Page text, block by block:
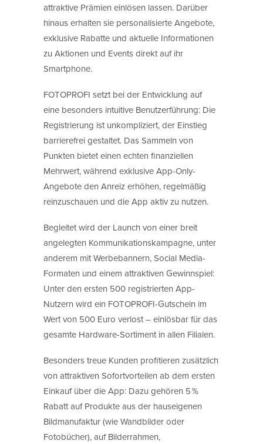
attraktive Prämien einlösen lassen. Darüber
hinaus erhalten sie personalisierte Angebote,
exklusive Rabatte und aktuelle Informationen
zu Aktionen und Events direkt auf ihr
Smartphone.
FOTOPROFI setzt bei der Entwicklung auf
eine besonders intuitive Benutzerführung: Die
Registrierung ist unkompliziert, der Einstieg
barrierefrei gestaltet. Das Sammeln von
Punkten bietet einen echten finanziellen
Mehrwert, während exklusive App-Only-
Angebote den Anreiz erhöhen, regelmäßig
reinzuschauen und die App aktiv zu nutzen.
Begleitet wird der Launch von einer breit
angelegten Kommunikationskampagne, unter
anderem mit Werbebannern, Social Media-
Formaten und einem attraktiven Gewinnspiel:
Unter den ersten 500 registrierten App-
Nutzern wird ein FOTOPROFI-Gutschein im
Wert von 500 Euro verlost – einlösbar für das
gesamte Hardware-Sortiment in allen Filialen.
Besonders treue Kunden profitieren zusätzlich
von attraktiven Sofortvorteilen ab dem ersten
Einkauf über die App: Dazu gehören 5 %
Rabatt auf Produkte aus der hauseigenen
Bildmanufaktur (wie Wandbilder oder
Fotobücher), auf Bilderrahmen,